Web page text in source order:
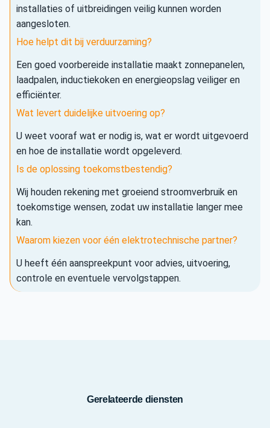
installaties of uitbreidingen veilig kunnen worden
aangesloten.
Hoe helpt dit bij verduurzaming?
Een goed voorbereide installatie maakt zonnepanelen,
laadpalen, inductiekoken en energieopslag veiliger en
efficiënter.
Wat levert duidelijke uitvoering op?
U weet vooraf wat er nodig is, wat er wordt uitgevoerd
en hoe de installatie wordt opgeleverd.
Is de oplossing toekomstbestendig?
Wij houden rekening met groeiend stroomverbruik en
toekomstige wensen, zodat uw installatie langer mee
kan.
Waarom kiezen voor één elektrotechnische partner?
U heeft één aanspreekpunt voor advies, uitvoering,
controle en eventuele vervolgstappen.
Gerelateerde diensten